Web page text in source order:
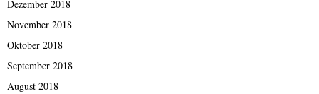
Dezember 2018
November 2018
Oktober 2018
September 2018
August 2018